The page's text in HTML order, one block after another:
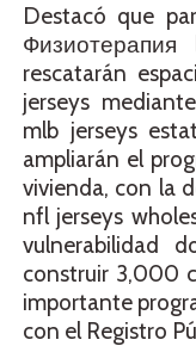
Destacó que
rescatarán
jerseys
mlb jerseys
ampliarán el
vivienda, con la
nfl jerseys
vulnerabilidad
construir 3,000
importante
con el Registro